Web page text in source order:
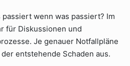
passiert wenn was passiert? Im
für Diskussionen und
Je genauer Notfallpläne
entstehende Schaden aus.